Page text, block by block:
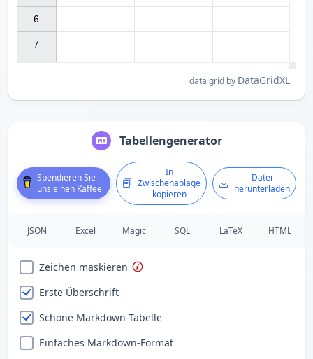
6
7
data grid by DataGridXL
Tabellengenerator
Spendieren Sie
uns einen Kaffee
In
Zwischenablage
kopieren
Datei
herunterladen
JSON Excel Magic SQL LaTeX HTML
Zeichen maskieren
Erste Überschrift
Schöne Markdown-Tabelle
Einfaches Markdown-Format